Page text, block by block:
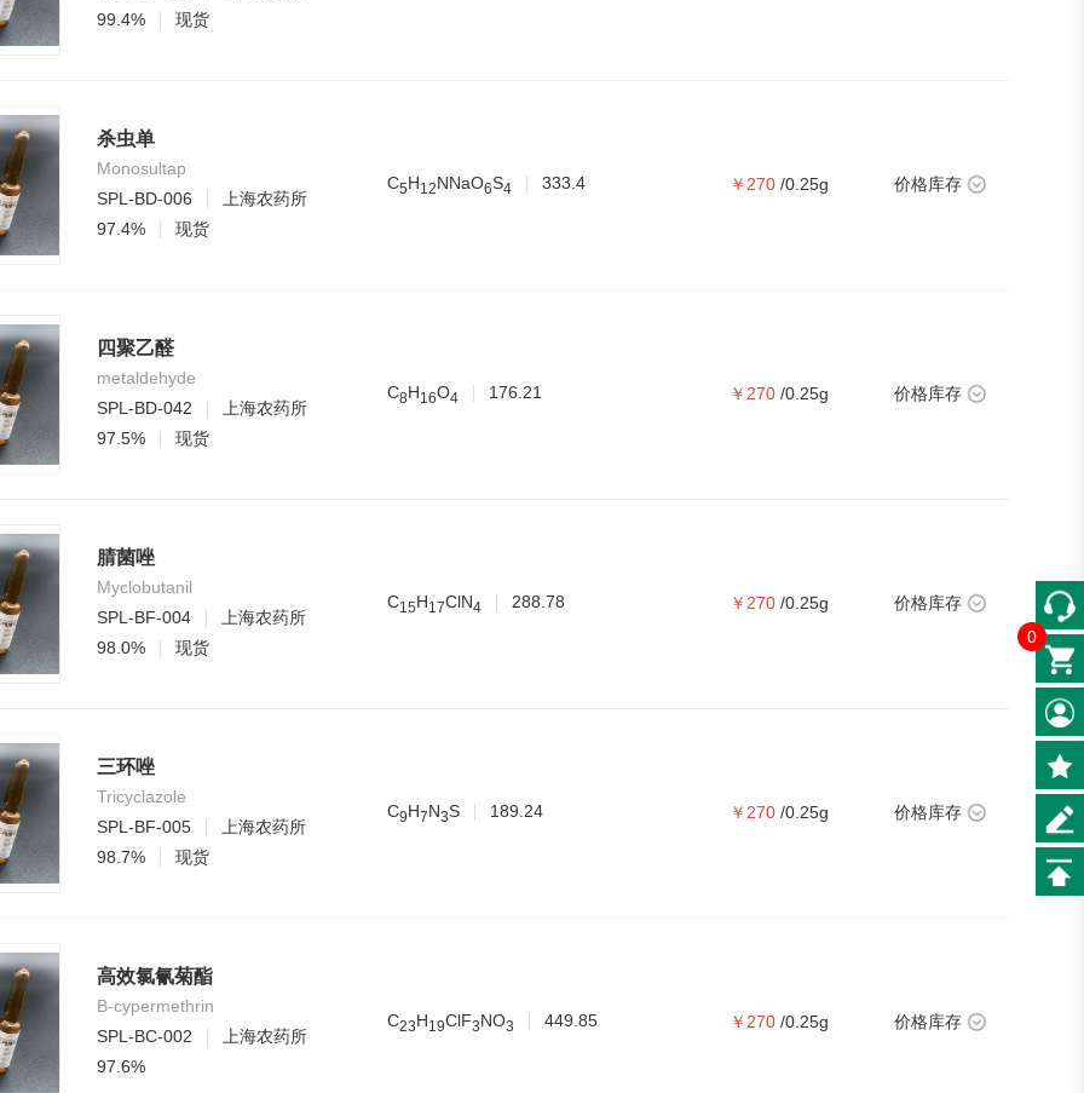
99.4%
现货
杀虫单
Monosultap
SPL-BD-006
上海农药所
97.4%
现货
C5H1 2NNaO6S4 333.4 ￥270 /0.25g 价格库存
四聚乙醛
metaldehyde
SPL-BD-042
上海农药所
97.5%
现货
C8H1 6O4 176.21 ￥270 /0.25g 价格库存
腈菌唑
Myclobutanil
SPL-BF-004
上海农药所
98.0%
现货
C1 5H1 7ClN4 288.78 ￥270 /0.25g 价格库存
三环唑
Tricyclazole
SPL-BF-005
上海农药所
98.7%
现货
C9H7N3S 189.24 ￥270 /0.25g 价格库存
高效氯氰菊酯
B-cypermethrin
SPL-BC-002
上海农药所
97.6%
C23H1 9ClF3NO3 449.85 ￥270 /0.25g 价格库存
0